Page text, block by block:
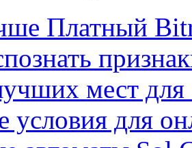
Платный
мест для
для